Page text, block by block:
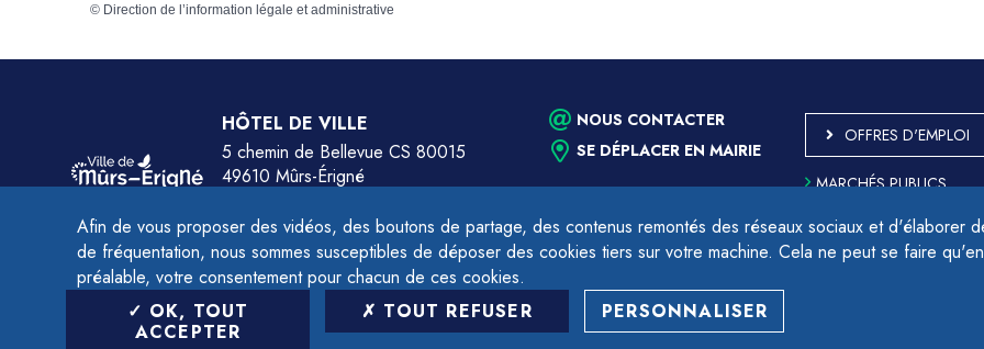
Afin de vous proposer des vidéos, des boutons de partage, des contenus remontés des réseaux sociaux et d'élaborer
de fréquentation, nous sommes susceptibles de déposer des cookies tiers sur votre machine. Cela ne peut se faire
préalable, votre consentement pour chacun de ces cookies.
OK, TOUT
ACCEPTER
TOUT REFUSER PERSONNALISER
© Direction de l’information légale et administrative
HÔTEL DE VILLE
5 chemin de Bellevue CS 80015
49610 Mûrs-Érigné
Du lundi au jeudi de 9h à 12h et de 14h à 17h.
Le vendredi de 9h à 12h et de 14h à 16h.
NOUS CONTACTER
SE DÉPLACER EN MAIRIE
OFFRES D'EMPLOI
MARCHÉS PUBLICS
CONFORME
PLAN DU SITE